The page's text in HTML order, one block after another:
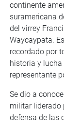
continente
suramericana
del virrey
Waycaypata.
recordado por
historia y lucha
representante
Se dio a
militar liderado
defensa de las